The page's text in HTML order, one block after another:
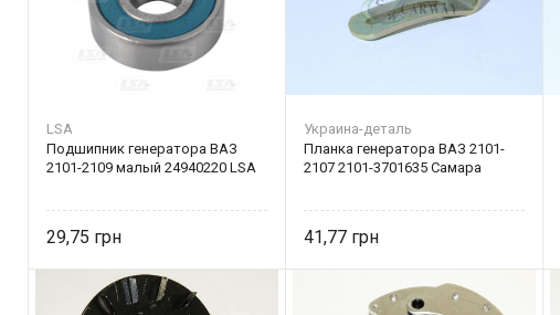
LSA
Подшипник генератора ВАЗ
2101-2109 малый 24940220 LSA
29,75
Украина-деталь
Планка генератора ВАЗ 2101-
2107 2101-3701635 Самара
41,77